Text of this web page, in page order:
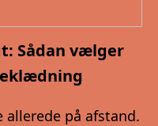
Sådan vælger
på afstand.